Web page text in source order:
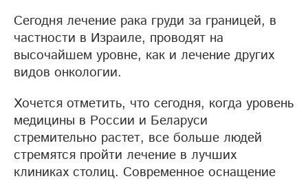
Сегодня лечение рака груди за границей, в
частности в Израиле, проводят на
высочайшем уровне, как и лечение других
видов онкологии.
Хочется отметить, что сегодня, когда уровень
медицины в России и Беларуси
стремительно растет, все больше людей
стремятся пройти лечение в лучших
клиниках столиц. Современное оснащение